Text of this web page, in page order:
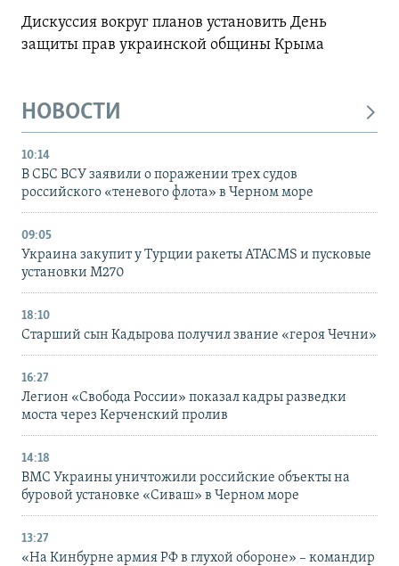
Дискуссия вокруг планов установить День
защиты прав украинской общины Крыма
НОВОСТИ
10:14
В СБС ВСУ заявили о поражении трех судов
российского «теневого флота» в Черном море
09:05
Украина закупит у Турции ракеты ATACMS и пусковые
установки M270
18:10
Старший сын Кадырова получил звание «героя Чечни»
16:27
Легион «Свобода России» показал кадры разведки
моста через Керченский пролив
14:18
ВМС Украины уничтожили российские объекты на
буровой установке «Сиваш» в Черном море
13:27
«На Кинбурне армия РФ в глухой обороне» – командир